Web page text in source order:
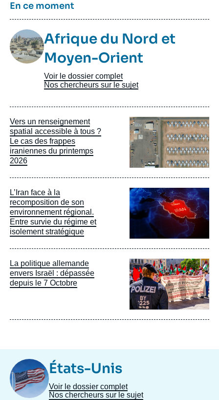
Titre
En ce moment
Image
TaxonomieAfrique du Nord et
Moyen-Orient
Voir le dossier complet
Nos chercheurs sur le sujet
Vers un renseignement
spatial accessible à tous ?
Le cas des frappes
iraniennes du printemps
2026
Image
principale
L’Iran face à la
recomposition de son
environnement régional.
Entre survie du régime et
isolement stratégique
Image
principale
La politique allemande
envers Israël : dépassée
depuis le 7 Octobre
Image
principale
Image
Taxonomie États-Unis
Voir le dossier complet
Nos chercheurs sur le sujet